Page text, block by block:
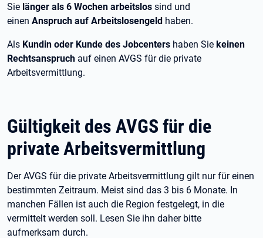
Sie länger als 6 Wochen arbeitslos sind und
einen Anspruch auf Arbeitslosengeld haben.
Als Kundin oder Kunde des Jobcenters haben Sie keinen
Rechtsanspruch auf einen AVGS für die private
Arbeitsvermittlung.
Gültigkeit des AVGS für die
private Arbeitsvermittlung
Der AVGS für die private Arbeitsvermittlung gilt nur für einen
bestimmten Zeitraum. Meist sind das 3 bis 6 Monate. In
manchen Fällen ist auch die Region festgelegt, in die
vermittelt werden soll. Lesen Sie ihn daher bitte
aufmerksam durch.